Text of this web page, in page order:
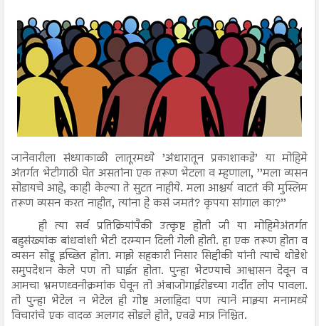
जानेवारीला संध्याकाळी लातूरमध्ये ’अंधारातून प्रकाशाकडे’ या मोहिमे
अंतर्गत भेटीगाठी घेत असतांना एक तरूण भेटला व म्हणाला, ’’मला व्यसन
सोडायचे आहे, काही केल्या ते सुटत नाहीये. मला आश्चर्य वाटतं की मुस्लिम
तरूण व्यसन करत नाहीत, त्यांना हे कसं जमतं? कृपया सांगाल का?’’
ही त्या सर्व प्रतिक्रियांपैकी उत्कृष्ट होती जी या मोहिमेअंतर्गत
बहुसंख्यांक बांधवांशी भेटी दरम्यान दिली गेली होती. हा एक तरूण होता व
व्यसन सोडू इच्छित होता. माझे सहकारी निसार सिद्दीकी यांनी त्याचे थोडेशे
समुपदेशन केले पण तो घाईत होता. पुन्हा भेटण्याचे आश्वासन देवून व
आमचा भ्रमणध्वनीक्रमांक घेवून तो अंबाजोगाईरोडच्या गर्दीत लोप पावला.
तो पुन्हा भेटेल न भेटेल ही गोष्ट अलाहिदा पण त्याने माझ्या मनामध्ये
विचारांचे एक वादळ अलगद सोडले होते, एवढे मात्र निश्चित.